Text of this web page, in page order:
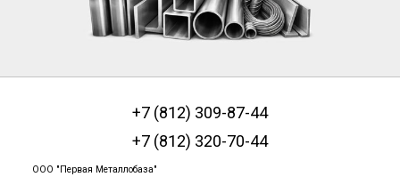
+7 (812) 309-87-44
+7 (812) 320-70-44
ООО "Первая Металлобаза"